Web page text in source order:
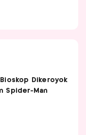
Dikeroyok
Spider-Man